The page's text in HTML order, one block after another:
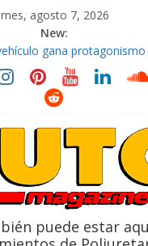
agosto 7, 2026
New:
gana
Brand New Day’
edición 47ª, recorre 7
Bolden para cubrir
puede estar